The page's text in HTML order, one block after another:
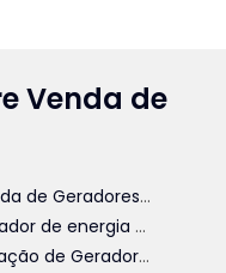
Venda de
Venda de Geradores a Diesel
Gerador de energia a diesel industrial
Locação de Gerador a Diesel